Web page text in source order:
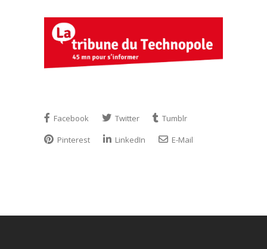
Facebook Twitter
Tumblr
Pinterest
LinkedIn E-Mail